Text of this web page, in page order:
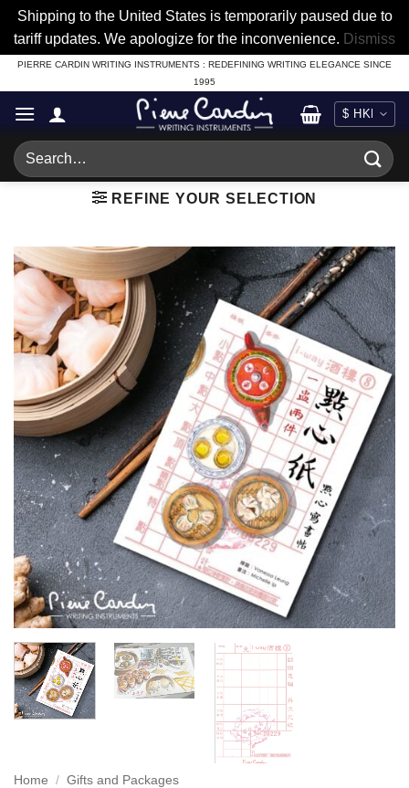
Shipping to the United States is temporarily paused due to
tariff updates. We apologize for the inconvenience. Dismiss
Skip
to
content
PIERRE CARDIN WRITING INSTRUMENTS : REDEFINING WRITING ELEGANCE SINCE
1995
Search
for:
REFINE YOUR SELECTION
Home / Gifts and Packages